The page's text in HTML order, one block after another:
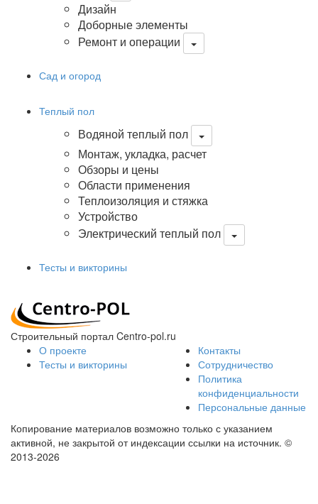
Дизайн
Доборные элементы
Ремонт и операции
Сад и огород
Теплый пол
Водяной теплый пол
Монтаж, укладка, расчет
Обзоры и цены
Области применения
Теплоизоляция и стяжка
Устройство
Электрический теплый пол
Тесты и викторины
Строительный портал Centro-pol.ru
О проекте
Тесты и викторины
Контакты
Сотрудничество
Политика
конфиденциальности
Персональные данные
Копирование материалов возможно только с указанием
активной, не закрытой от индексации ссылки на источник. ©
2013-2026